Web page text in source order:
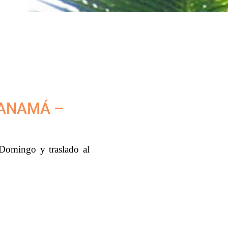
–
y traslado al